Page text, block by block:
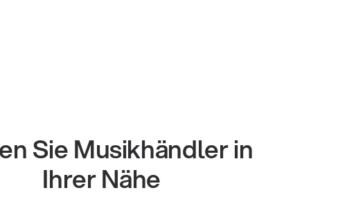
Sie Musikhändler in
Ihrer Nähe